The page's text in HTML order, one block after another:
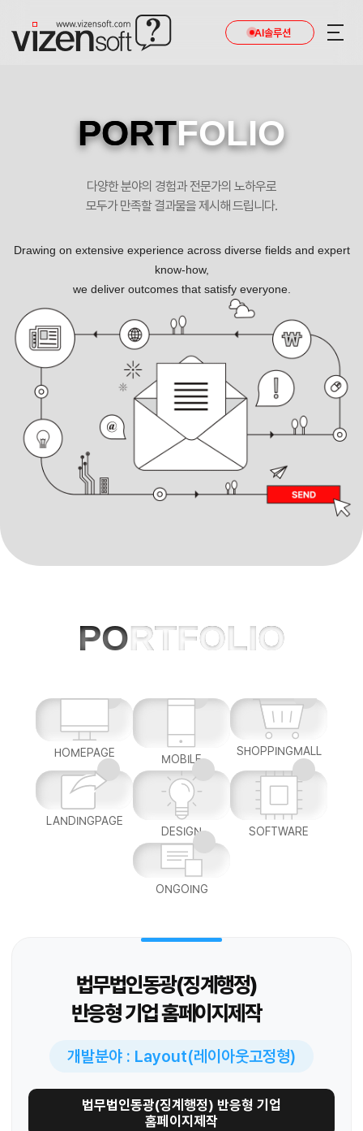
AI솔루션
법무법인동광(징계행정) 반응형 기업 홈페이지제작 포트폴리오
PORTFOLIO
다양한 분야의 경험과 전문가의 노하우로
모두가 만족할 결과물을 제시해 드립니다.
Drawing on extensive experience across diverse fields and expert
know-how,
we deliver outcomes that satisfy everyone.
PORTFOLIO
HOMEPAGE MOBILE
SHOPPINGMALL
LANDINGPAGE
DESIGN
SOFTWARE
ONGOING
법무법인동광(징계행정)
반응형 기업 홈페이지제작
개발분야 : Layout(레이아웃고정형)
법무법인동광(징계행정) 반응형 기업
홈페이지제작